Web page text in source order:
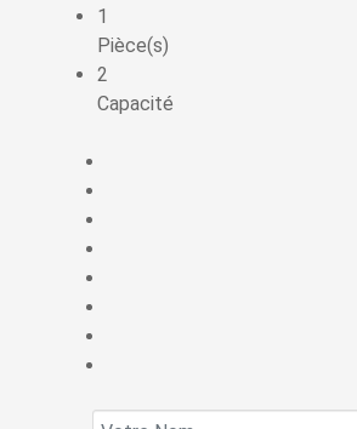
1
Pièce(s)
2
Capacité